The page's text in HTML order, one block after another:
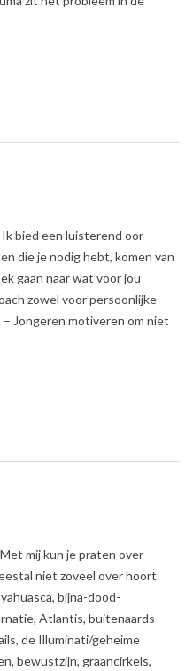
bied een luisterend oor
die je nodig hebt, komen van
gaan naar wat voor jou
zowel voor persoonlijke
Jongeren motiveren om niet
mij kun je praten over
niet zoveel over hoort.
bijna-dood-
Atlantis, buitenaards
de Illuminati/geheime
bewustzijn, graancirkels,